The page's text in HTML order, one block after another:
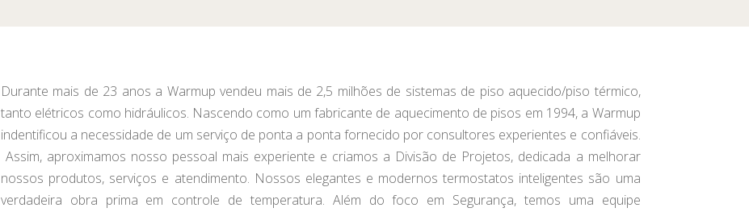
Durante mais de 23 anos a Warmup vendeu mais de 2,5 milhões de sistemas de piso aquecido/piso térmico,
tanto elétricos como hidráulicos. Nascendo como um fabricante de aquecimento de pisos em 1994, a Warmup
indentificou a necessidade de um serviço de ponta a ponta fornecido por consultores experientes e confiáveis.
Assim, aproximamos nosso pessoal mais experiente e criamos a Divisão de Projetos, dedicada a melhorar
nossos produtos, serviços e atendimento. Nossos elegantes e modernos termostatos inteligentes são uma
verdadeira obra prima em controle de temperatura. Além do foco em Segurança, temos uma equipe